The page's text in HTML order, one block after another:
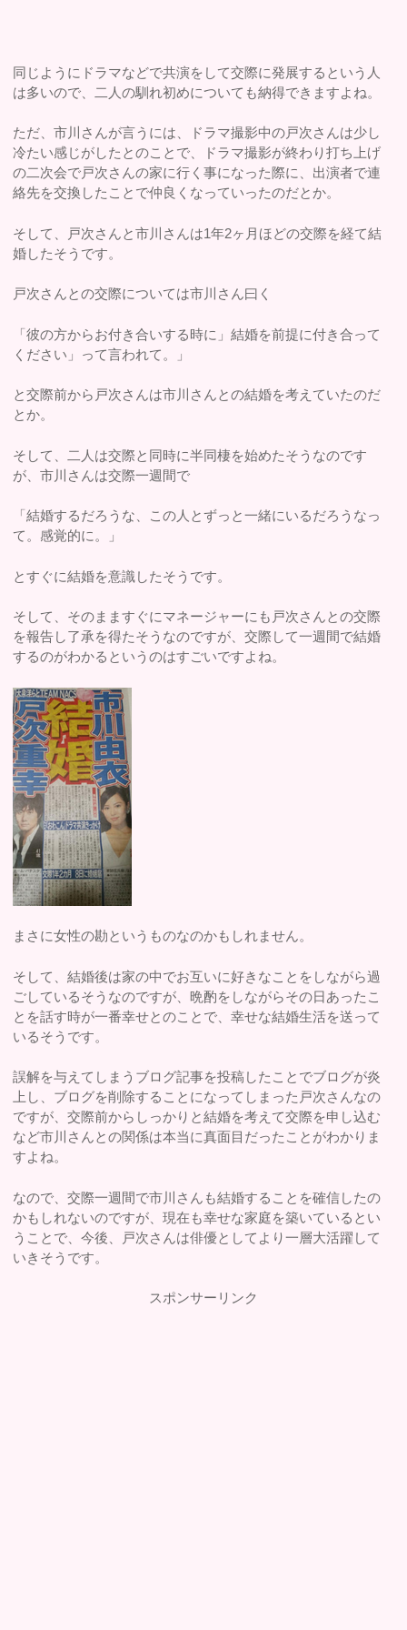
同じようにドラマなどで共演をして交際に発展するという人
は多いので、二人の馴れ初めについても納得できますよね。
ただ、市川さんが言うには、ドラマ撮影中の戸次さんは少し
冷たい感じがしたとのことで、ドラマ撮影が終わり打ち上げ
の二次会で戸次さんの家に行く事になった際に、出演者で連
絡先を交換したことで仲良くなっていったのだとか。
そして、戸次さんと市川さんは1年2ヶ月ほどの交際を経て結
婚したそうです。
戸次さんとの交際については市川さん曰く
「彼の方からお付き合いする時に」結婚を前提に付き合って
ください」って言われて。」
と交際前から戸次さんは市川さんとの結婚を考えていたのだ
とか。
そして、二人は交際と同時に半同棲を始めたそうなのです
が、市川さんは交際一週間で
「結婚するだろうな、この人とずっと一緒にいるだろうなっ
て。感覚的に。」
とすぐに結婚を意識したそうです。
そして、そのまますぐにマネージャーにも戸次さんとの交際
を報告し了承を得たそうなのですが、交際して一週間で結婚
するのがわかるというのはすごいですよね。
まさに女性の勘というものなのかもしれません。
そして、結婚後は家の中でお互いに好きなことをしながら過
ごしているそうなのですが、晩酌をしながらその日あったこ
とを話す時が一番幸せとのことで、幸せな結婚生活を送って
いるそうです。
誤解を与えてしまうブログ記事を投稿したことでブログが炎
上し、ブログを削除することになってしまった戸次さんなの
ですが、交際前からしっかりと結婚を考えて交際を申し込む
など市川さんとの関係は本当に真面目だったことがわかりま
すよね。
なので、交際一週間で市川さんも結婚することを確信したの
かもしれないのですが、現在も幸せな家庭を築いているとい
うことで、今後、戸次さんは俳優としてより一層大活躍して
いきそうです。
スポンサーリンク